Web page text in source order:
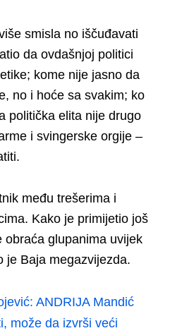
smisla no iščuđavati
da ovdašnjoj politici
kome nije jasno da
no i hoće sa svakim; ko
politička elita nije drugo
i svingerske orgije –
među trešerima i
Kako je primijetio još
obraća glupanima uvijek
je Baja megazvijezda.
ANDRIJA Mandić
može da izvrši veći